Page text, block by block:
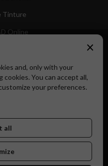
Tinture
Online
×
and, only with your
You can accept all,
your preferences.
all
di Fiducia dal 2018